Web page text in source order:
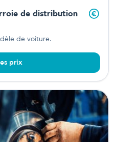
de distribution
de voiture.
prix